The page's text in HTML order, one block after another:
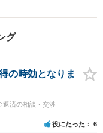
グ
の時効となりま
返済の相談・交渉
役にたった 6